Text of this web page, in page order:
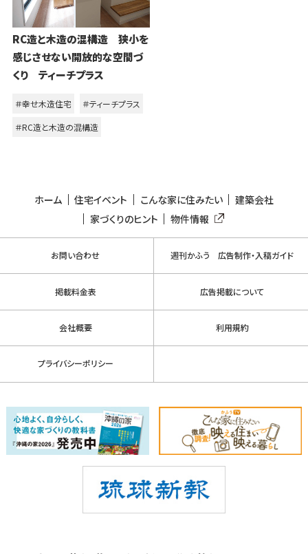
RC造と木造の混構造 狭小を
感じさせない開放的な空間づ
くり ティーチプラス
＃幸せ木造住宅
＃ティーチプラス
＃RC造と木造の混構造
ホーム 住宅イベント こんな家に住みたい
建築会社
家づくりのヒント
物件情報
お問い合わせ 週刊かふう 広告制作・入稿ガイド
掲載料金表 広告掲載について
会社概要 利用規約
プライバシーポリシー